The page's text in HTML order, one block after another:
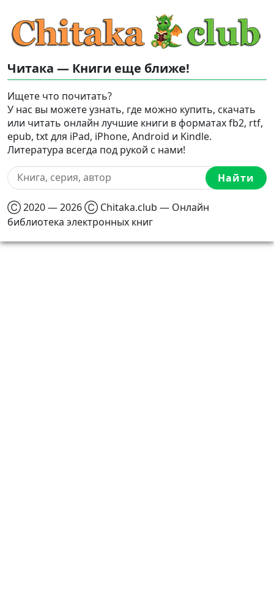
Читака — Книги еще ближе!
Ищете что почитать?
У нас вы можете узнать, где можно купить, скачать
или читать онлайн лучшие книги в форматах fb2, rtf,
epub, txt для iPad, iPhone, Android и Kindle.
Литература всегда под рукой с нами!
Найти
Ⓒ 2020 — 2026 Ⓒ Chitaka.club — Онлайн
библиотека электронных книг